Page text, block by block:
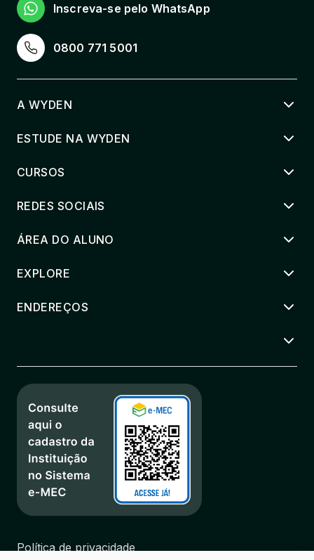
0800 771 5001
Inscreva-se pelo WhatsApp
A WYDEN
ESTUDE NA WYDEN
CURSOS
REDES SOCIAIS
ÁREA DO ALUNO
EXPLORE
ENDEREÇOS
Política de privacidade